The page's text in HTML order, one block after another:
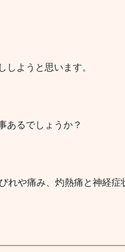
しようと思います。
あるでしょうか？
れや痛み、灼熱痛と神経症